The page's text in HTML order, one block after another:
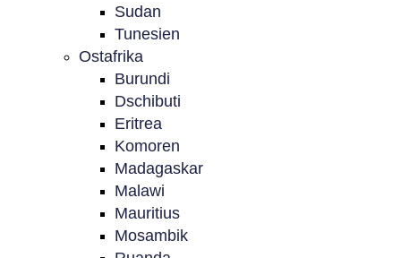
Sudan
Tunesien
Ostafrika
Burundi
Dschibuti
Eritrea
Komoren
Madagaskar
Malawi
Mauritius
Mosambik